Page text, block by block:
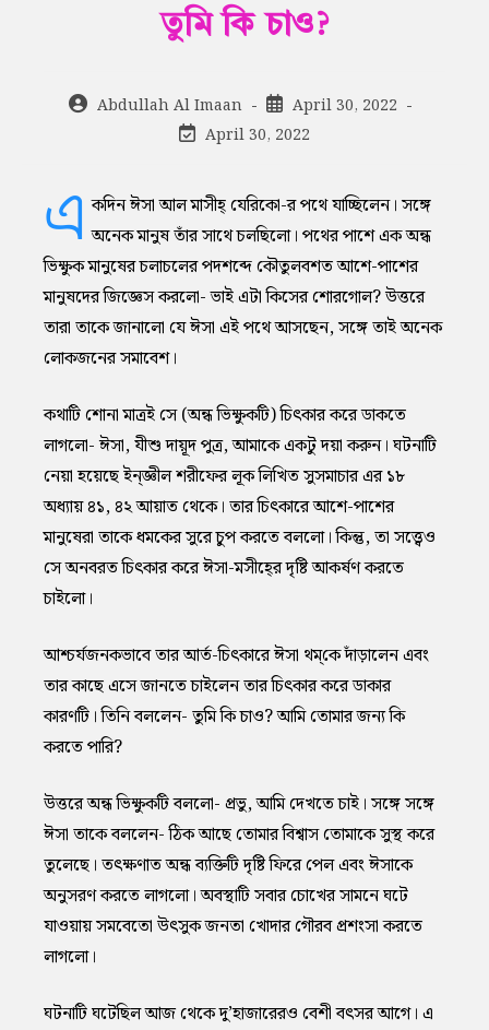
তুমি কি চাও?
PostAbdullah Al Imaan
Post
published:
April 30, 2022
PostApril 30, 2022
এ কদিন ঈসা আল মাসীহ্‌ যেরিকো-র পথে যাচ্ছিলেন। সঙ্গে
অনেক মানুষ তাঁর সাথে চলছিলো। পথের পাশে এক অন্ধ
ভিক্ষুক মানুষের চলাচলের পদশব্দে কৌতুলবশত আশে-পাশের
মানুষদের জিজ্ঞেস করলো- ভাই এটা কিসের শোরগোল? উত্তরে
তারা তাকে জানালো যে ঈসা এই পথে আসছেন, সঙ্গে তাই অনেক
লোকজনের সমাবেশ।
কথাটি শোনা মাত্রই সে (অন্ধ ভিক্ষুকটি) চিৎকার করে ডাকতে
লাগলো- ঈসা, যীশু দায়ূদ পুত্র, আমাকে একটু দয়া করুন। ঘটনাটি
নেয়া হয়েছে ইন্জ্ঞীল শরীফের লূক লিখিত সুসমাচার এর ১৮
অধ্যায় ৪১, ৪২ আয়াত থেকে। তার চিৎকারে আশে-পাশের
মানুষেরা তাকে ধমকের সুরে চুপ করতে বললো। কিন্তু, তা সত্ত্বেও
সে অনবরত চিৎকার করে ঈসা-মসীহে্‌র দৃষ্টি আকর্ষণ করতে
চাইলো।
আশ্চর্যজনকভাবে তার আর্ত-চিৎকারে ঈসা থম্‌কে দাঁড়ালেন এবং
তার কাছে এসে জানতে চাইলেন তার চিৎকার করে ডাকার
কারণটি। তিনি বললেন- তুমি কি চাও? আমি তোমার জন্য কি
করতে পারি?
উত্তরে অন্ধ ভিক্ষুকটি বললো- প্রভু, আমি দেখতে চাই। সঙ্গে সঙ্গে
ঈসা তাকে বললেন- ঠিক আছে তোমার বিশ্বাস তোমাকে সুস্থ করে
তুলেছে। তৎক্ষণাত অন্ধ ব্যক্তিটি দৃষ্টি ফিরে পেল এবং ঈসাকে
অনুসরণ করতে লাগলো। অবস্থাটি সবার চোখের সামনে ঘটে
যাওয়ায় সমবেতো উৎসুক জনতা খোদার গৌরব প্রশংসা করতে
লাগলো।
ঘটনাটি ঘটেছিল আজ থেকে দু’হাজারেরও বেশী বৎসর আগে। এ